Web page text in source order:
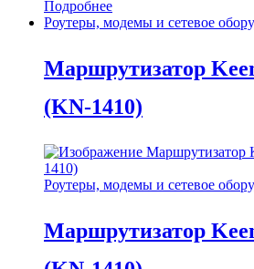
Подробнее
Роутеры, модемы и сетевое
Маршрутизатор
(KN-1410)
Роутеры, модемы и сетевое
Маршрутизатор